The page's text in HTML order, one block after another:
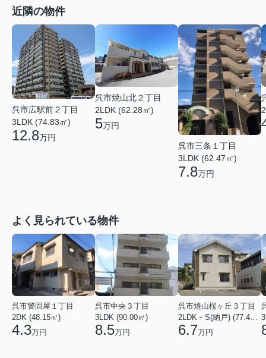
近隣の物件
呉市広駅前２丁目
3LDK (74.83㎡)
12.8万円
呉市焼山北２丁目
2LDK (62.28㎡)
5万円
呉市三条１丁目
3LDK (62.47㎡)
7.8万円
よく見られている物件
呉市警固屋１丁目
2DK (48.15㎡)
4.3万円
呉市中央３丁目
3LDK (90.00㎡)
8.5万円
呉市焼山桜ヶ丘３丁目
6.7万円